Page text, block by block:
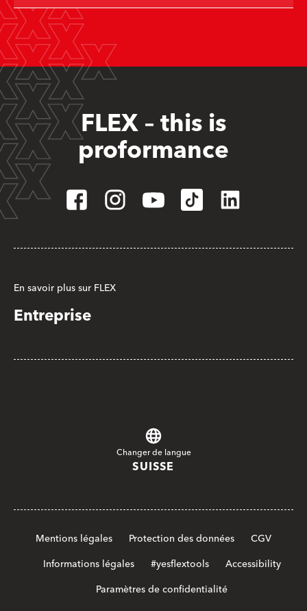
FLEX – this is
proformance
En savoir plus sur FLEX
Entreprise
Changer de langue
SUISSE
Mentions légales Protection des données
CGV
Informations légales
#yesflextools
Accessibility
Paramètres de confidentialité